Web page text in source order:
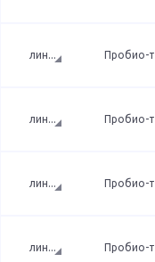
лин... Пробио-т
лин... Пробио-т
лин... Пробио-т
лин... Пробио-т